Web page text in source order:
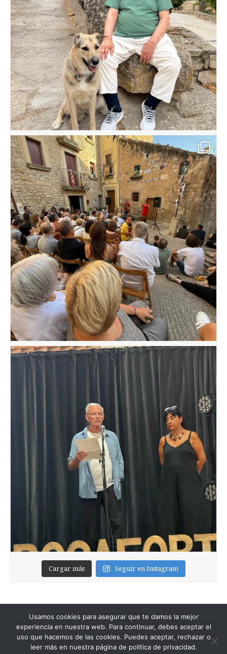
Cargar más Seguir en Instagram
Usamos cookies para asegurar que te damos la mejor
experiencia en nuestra web. Para continuar, debes aceptar el
uso que hacemos de las cookies. Puedes aceptar, rechazar o
leer más en nuestra página de política de privacidad.